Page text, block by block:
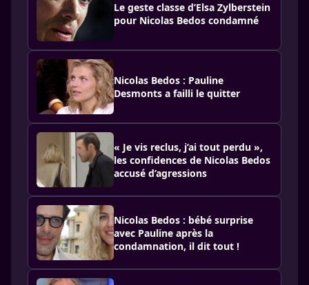
Le geste classe d’Elsa Zylberstein
pour Nicolas Bedos condamné
Nicolas Bedos : Pauline
Desmonts a failli le quitter
« Je vis reclus, j’ai tout perdu »,
les confidences de Nicolas Bedos
accusé d’agressions
Nicolas Bedos : bébé surprise
avec Pauline après la
condamnation, il dit tout !